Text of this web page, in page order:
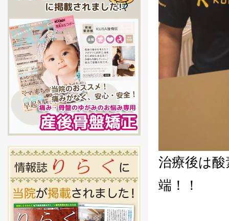
治療後は
端！！